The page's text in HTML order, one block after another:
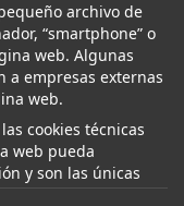
archivo de
“smartphone” o
web. Algunas
a empresas externas
web.
cookies técnicas
web pueda
y son las únicas